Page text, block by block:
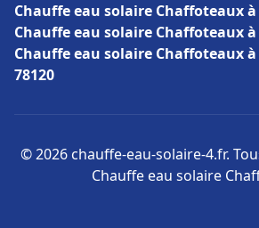
Chauffe eau solaire Chaffoteaux à
Chauffe eau solaire Chaffoteaux
Chauffe eau solaire Chaffoteaux
78120
© 2026 chauffe-eau-solaire-4.fr.
Chauffe eau solaire